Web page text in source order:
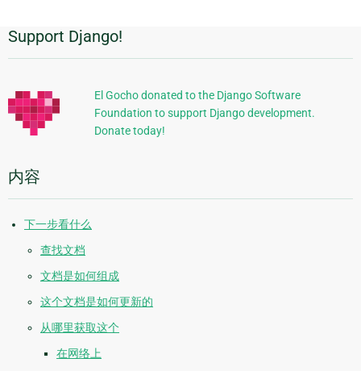
附
信
息
Support Django!
El Gocho donated to the Django Software
Foundation to support Django development.
Donate today!
内容
下一步看什么
查找文档
文档是如何组成
这个文档是如何更新的
从哪里获取这个
在网络上